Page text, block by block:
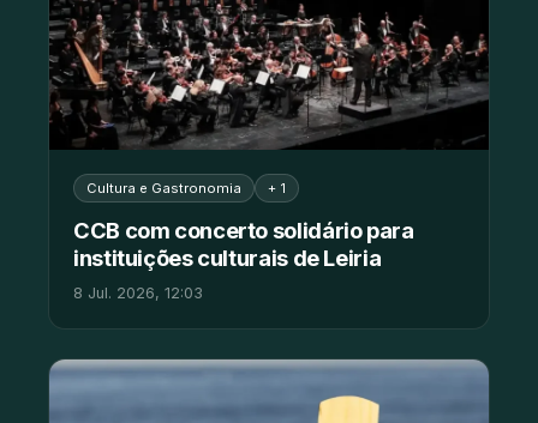
Cultura e Gastronomia + 1
CCB com concerto solidário para
instituições culturais de Leiria
8 Jul. 2026, 12:03